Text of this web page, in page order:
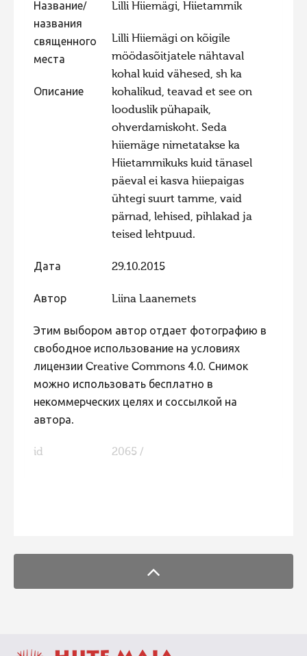
Фотоконкурс 2017
Фотоконкурс 2016
Фотоконкурс 2015
Фотоконкурс 2013
Фотоконкурс 2012
Фотоконкурс 2011
Фотоконкурс 2010
Фотоконкурс 2009
Фотоконкурс 2008
Название/
названия
священного
места
Lilli Hiiemägi, Hiietammik
Описание
Lilli Hiiemägi on kõigile
möödasõitjatele nähtaval
kohal kuid vähesed, sh ka
kohalikud, teavad et see on
looduslik pühapaik,
ohverdamiskoht. Seda
hiiemäge nimetatakse ka
Hiietammikuks kuid tänasel
päeval ei kasva hiiepaigas
ühtegi suurt tamme, vaid
pärnad, lehised, pihlakad ja
teised lehtpuud.
Дата 29.10.2015
Автор Liina Laanemets
Этим выбором автор отдает фотографию в
свободное использование на условиях
лицензии Creative Commons 4.0. Снимок
можно использовать бесплатно в
некоммерческих целях и соссылкой на
автора.
id 2065 /